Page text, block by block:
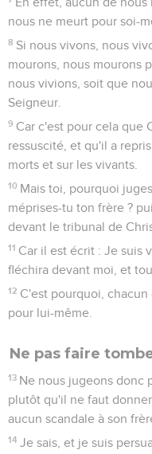
nous ne meurt pour soi-
8 Si nous vivons, nous
mourons, nous mourons
nous vivions, soit que
Seigneur.
9 Car c'est pour cela que
ressuscité, et qu'il a
morts et sur les vivants.
10 Mais toi, pourquoi
méprises-tu ton frère ?
devant le tribunal de
11 Car il est écrit : Je suis
fléchira devant moi, et
12 C'est pourquoi,
pour lui-même.
Ne pas faire
13 Ne nous jugeons donc
plutôt qu'il ne faut
aucun scandale à son
14 Je sais, et je suis